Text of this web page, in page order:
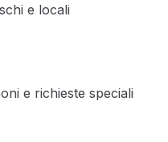
e locali
e richieste speciali